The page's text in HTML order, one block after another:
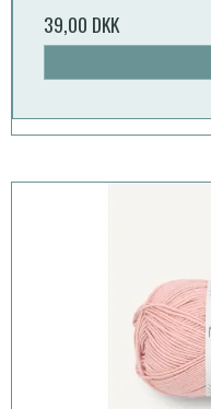
39,00 DKK